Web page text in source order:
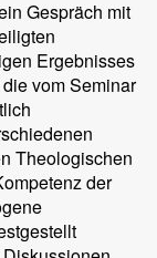
Gespräch mit
Ergebnisses
vom Seminar
Theologischen
der